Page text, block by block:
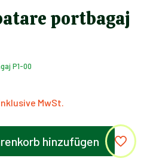
portbagaj
hinzufügen